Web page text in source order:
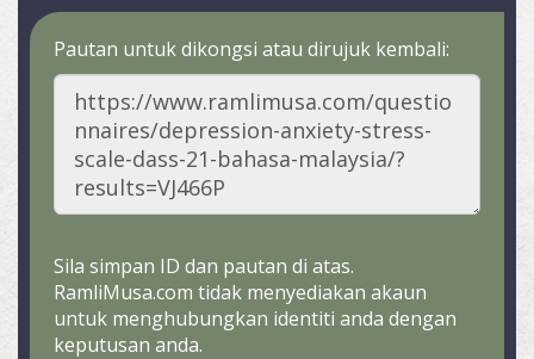
Pautan untuk dikongsi atau dirujuk kembali:
Sila simpan ID dan pautan di atas.
RamliMusa.com tidak menyediakan akaun
untuk menghubungkan identiti anda dengan
keputusan anda.